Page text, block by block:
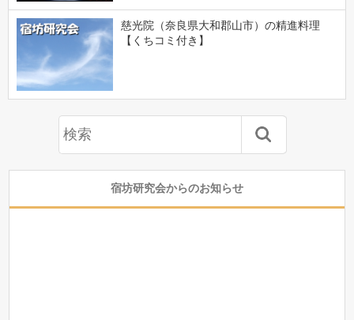
慈光院（奈良県大和郡山市）の精進料理
【くちコミ付き】
宿坊研究会からのお知らせ